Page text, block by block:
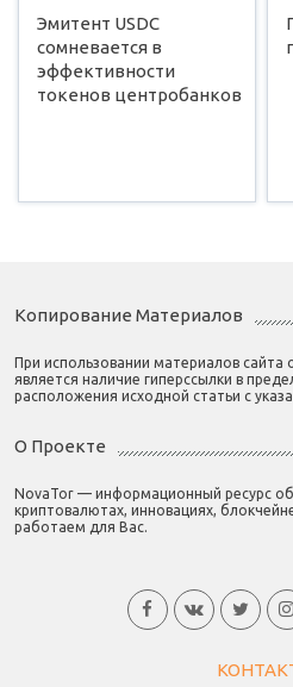
Эмитент USDC
сомневается в
эффективности
токенов центробанков
Копирование Материалов
При использовании материалов сайта
является наличие гиперссылки в
расположения исходной статьи с
О Проекте
NovaTor — информационный ресурс об
криптовалютах, инновациях,
работаем для Вас.